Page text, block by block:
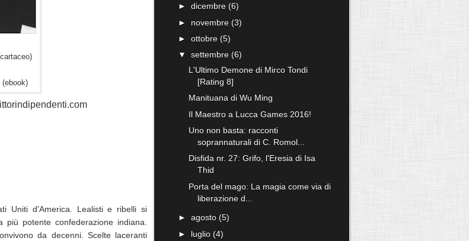
(ebook)
Uniti d'America. Lealisti e ribelli si
più potente confederazione indiana.
da decenni. Scelte laceranti
►dicembre(6)
► novembre(3)
►ottobre(5)
▼settembre(6)
L'Ultimo Demone di Mirco Tondi
[Rating 8]
Manituana di Wu Ming
Il Maestro a Lucca Games 2016!
Uno non basta: racconti
soprannaturali di C. Romol...
Disfida nr. 27: Grifo, l'Eresia di Isa
Thid
Porta del mago: La magia come via di
liberazione d...
►agosto(5)
►
luglio(4)